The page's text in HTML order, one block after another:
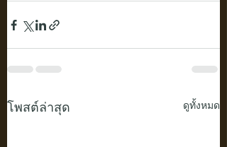
โพสต์ล่าสุด ดูทั้งหมด